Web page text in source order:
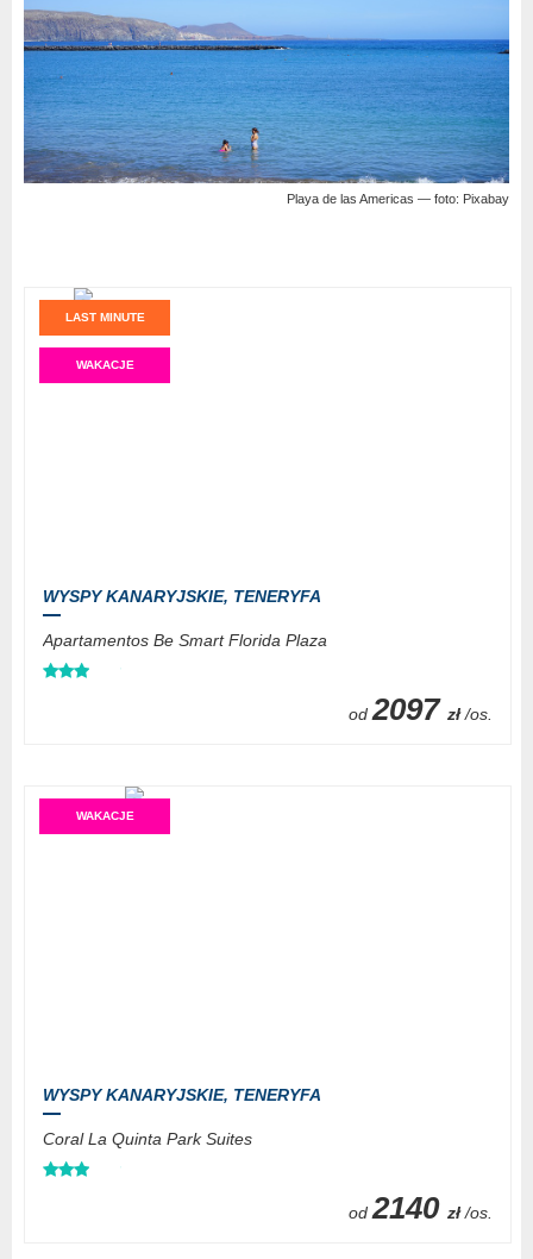
Playa de las Americas — foto: Pixabay
LAST MINUTE
WAKACJE
WYSPY KANARYJSKIE, TENERYFA
Apartamentos Be Smart Florida Plaza
od 2097 zł /os.
WAKACJE
WYSPY KANARYJSKIE, TENERYFA
Coral La Quinta Park Suites
od 2140 zł /os.